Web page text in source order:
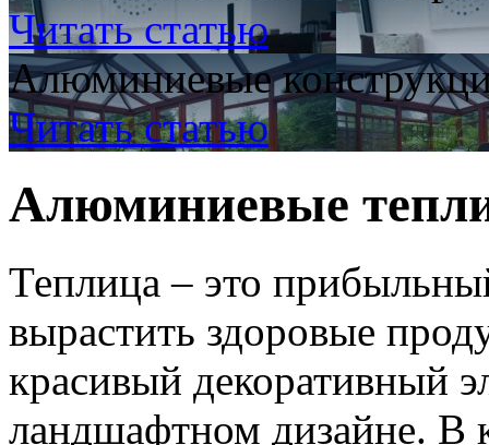
Читать статью
Алюминиевые
Читать статью
Алюминиевые
Теплица – это
вырастить здоровые
красивый декоративный
ландшафтном дизайне. В